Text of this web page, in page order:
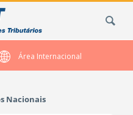
Área Internacional
Nacionais